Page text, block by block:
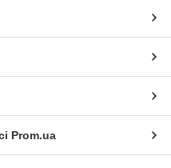
Prom.ua